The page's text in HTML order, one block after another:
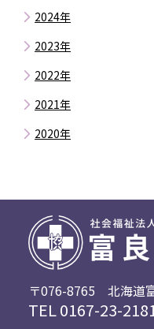
6月
5月
3月
2月
12月
10月
9月
7月
6月
3月
2月
1月
2024年
12月
10月
9月
7月
3月
2月
1月
2023年
12月
10月
9月
5月
4月
3月
2022年
12月
10月
7月
6月
5月
4月
3月
2月
2021年
12月
6月
3月
1月
2020年
〒076-8765 北海道
TEL0167-23-